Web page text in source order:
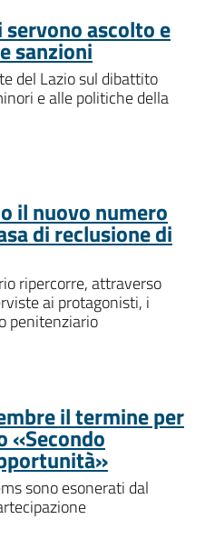
ascolto e
sanzioni
del Lazio sul dibattito
e alle politiche della
il nuovo numero
di reclusione di
ripercorre, attraverso
ai protagonisti, i
penitenziario
il termine per
«Secondo
sono esonerati dal